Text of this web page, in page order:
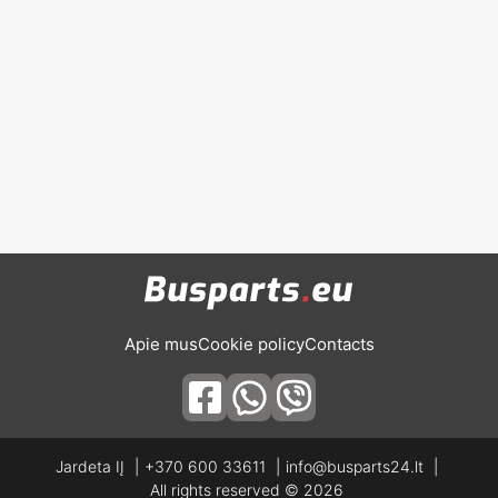
Apie musCookie policyContacts
Jardeta IĮ +370 600 33611
info@busparts24.lt
All rights reserved © 2026